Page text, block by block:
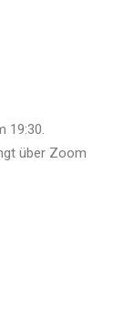
19:30.
über Zoom